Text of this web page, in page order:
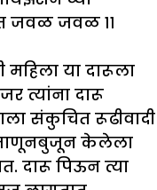
जवळ जवळ ११
महिला या दारूला
त्यांना दारू
संकुचित रूढीवादी
जाणूनबुजून केलेला
दारू पिऊन त्या